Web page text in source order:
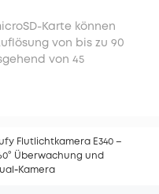
Karte können
von bis zu 90
von 45
Flutlichtkamera E340 –
Überwachung und